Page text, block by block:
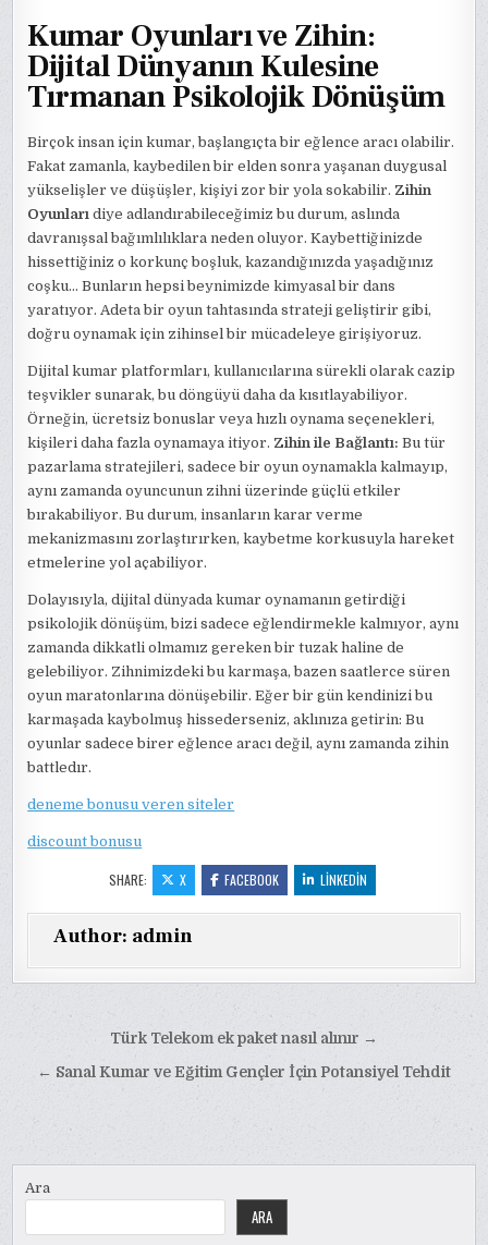
Kumar Oyunları ve Zihin:
Dijital Dünyanın Kulesine
Tırmanan Psikolojik Dönüşüm
Birçok insan için kumar, başlangıçta bir eğlence aracı olabilir.
Fakat zamanla, kaybedilen bir elden sonra yaşanan duygusal
yükselişler ve düşüşler, kişiyi zor bir yola sokabilir. Zihin
Oyunları diye adlandırabileceğimiz bu durum, aslında
davranışsal bağımlılıklara neden oluyor. Kaybettiğinizde
hissettiğiniz o korkunç boşluk, kazandığınızda yaşadığınız
coşku… Bunların hepsi beynimizde kimyasal bir dans
yaratıyor. Adeta bir oyun tahtasında strateji geliştirir gibi,
doğru oynamak için zihinsel bir mücadeleye girişiyoruz.
Dijital kumar platformları, kullanıcılarına sürekli olarak cazip
teşvikler sunarak, bu döngüyü daha da kısıtlayabiliyor.
Örneğin, ücretsiz bonuslar veya hızlı oynama seçenekleri,
kişileri daha fazla oynamaya itiyor. Zihin ile Bağlantı: Bu tür
pazarlama stratejileri, sadece bir oyun oynamakla kalmayıp,
aynı zamanda oyuncunun zihni üzerinde güçlü etkiler
bırakabiliyor. Bu durum, insanların karar verme
mekanizmasını zorlaştırırken, kaybetme korkusuyla hareket
etmelerine yol açabiliyor.
Dolayısıyla, dijital dünyada kumar oynamanın getirdiği
psikolojik dönüşüm, bizi sadece eğlendirmekle kalmıyor, aynı
zamanda dikkatli olmamız gereken bir tuzak haline de
gelebiliyor. Zihnimizdeki bu karmaşa, bazen saatlerce süren
oyun maratonlarına dönüşebilir. Eğer bir gün kendinizi bu
karmaşada kaybolmuş hissederseniz, aklınıza getirin: Bu
oyunlar sadece birer eğlence aracı değil, aynı zamanda zihin
battledır.
deneme bonusu veren siteler
discount bonusu
SHARE: X FACEBOOK LINKEDIN
Author: admin
gezinmesi
Türk Telekom ek paket nasıl alınır →
← Sanal Kumar ve Eğitim Gençler İçin Potansiyel Tehdit
Ara
ARA